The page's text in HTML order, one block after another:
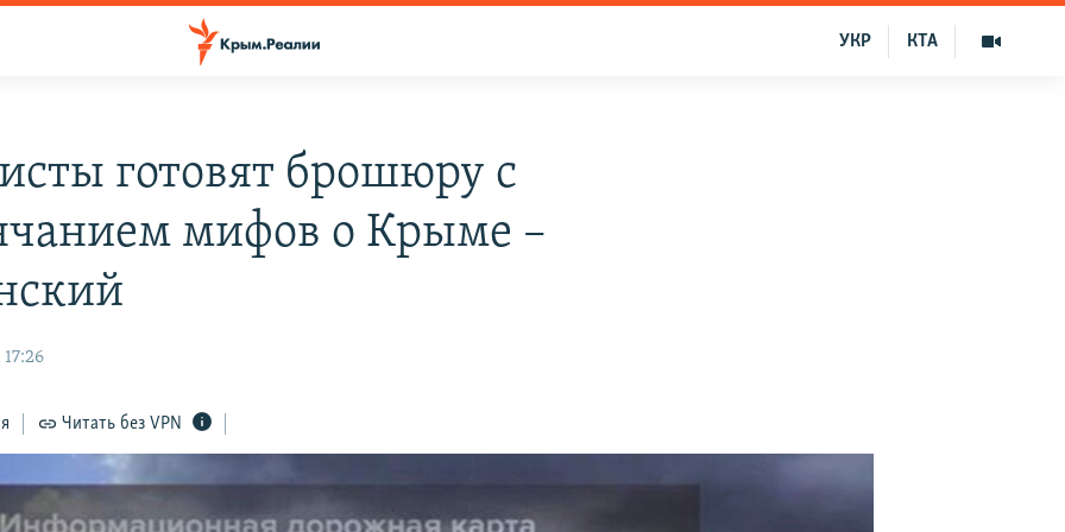
КТА
УКР
готовят брошюру с
мифов о Крыме –
Читать без VPN